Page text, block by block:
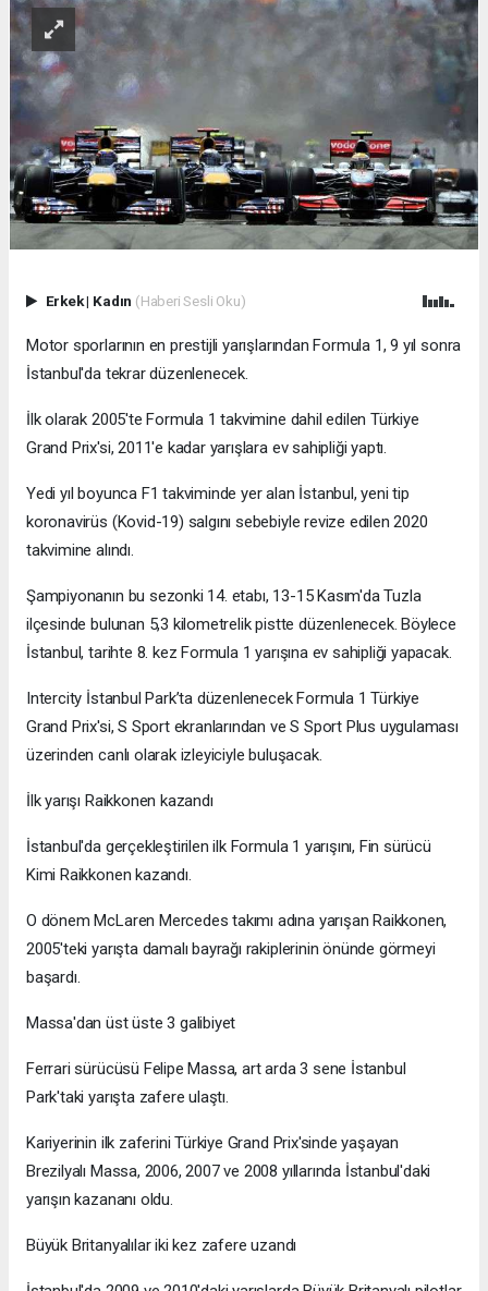
Erkek| Kadın (Haberi Sesli Oku)
Motor sporlarının en prestijli yarışlarından Formula 1, 9 yıl sonra
İstanbul'da tekrar düzenlenecek.
İlk olarak 2005'te Formula 1 takvimine dahil edilen Türkiye
Grand Prix'si, 2011'e kadar yarışlara ev sahipliği yaptı.
Yedi yıl boyunca F1 takviminde yer alan İstanbul, yeni tip
koronavirüs (Kovid-19) salgını sebebiyle revize edilen 2020
takvimine alındı.
Şampiyonanın bu sezonki 14. etabı, 13-15 Kasım'da Tuzla
ilçesinde bulunan 5,3 kilometrelik pistte düzenlenecek. Böylece
İstanbul, tarihte 8. kez Formula 1 yarışına ev sahipliği yapacak.
Intercity İstanbul Park’ta düzenlenecek Formula 1 Türkiye
Grand Prix'si, S Sport ekranlarından ve S Sport Plus uygulaması
üzerinden canlı olarak izleyiciyle buluşacak.
İlk yarışı Raikkonen kazandı
İstanbul'da gerçekleştirilen ilk Formula 1 yarışını, Fin sürücü
Kimi Raikkonen kazandı.
O dönem McLaren Mercedes takımı adına yarışan Raikkonen,
2005'teki yarışta damalı bayrağı rakiplerinin önünde görmeyi
başardı.
Massa'dan üst üste 3 galibiyet
Ferrari sürücüsü Felipe Massa, art arda 3 sene İstanbul
Park'taki yarışta zafere ulaştı.
Kariyerinin ilk zaferini Türkiye Grand Prix'sinde yaşayan
Brezilyalı Massa, 2006, 2007 ve 2008 yıllarında İstanbul'daki
yarışın kazananı oldu.
Büyük Britanyalılar iki kez zafere uzandı